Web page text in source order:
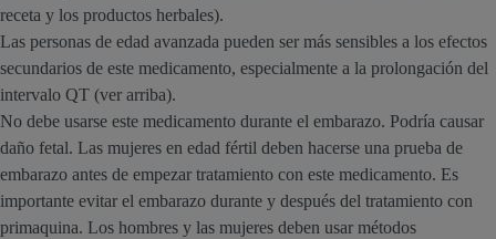
receta y los productos herbales).
Las personas de edad avanzada pueden ser más sensibles a los efectos
secundarios de este medicamento, especialmente a la prolongación del
intervalo QT (ver arriba).
No debe usarse este medicamento durante el embarazo. Podría causar
daño fetal. Las mujeres en edad fértil deben hacerse una prueba de
embarazo antes de empezar tratamiento con este medicamento. Es
importante evitar el embarazo durante y después del tratamiento con
primaquina. Los hombres y las mujeres deben usar métodos